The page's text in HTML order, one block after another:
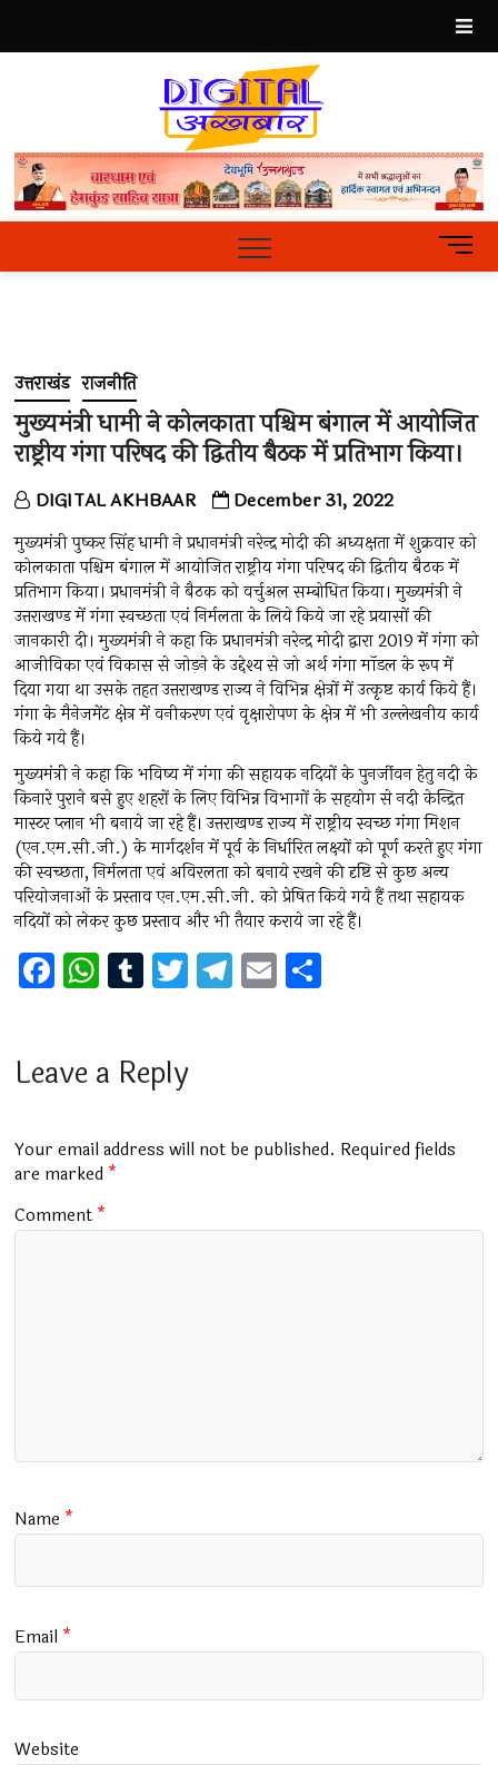
content
Hindi
News
PortalM
e
t
o
n
उत्तराखंड राजनीति
मुख्यमंत्री धामी ने कोलकाता पश्चिम बंगाल में आयोजित
राष्ट्रीय गंगा परिषद की द्वितीय बैठक में प्रतिभाग किया।
DIGITAL AKHBAAR December 31, 2022
मुख्यमंत्री पुष्कर सिंह धामी ने प्रधानमंत्री नरेन्द्र मोदी की अध्यक्षता में शुक्रवार को
कोलकाता पश्चिम बंगाल में आयोजित राष्ट्रीय गंगा परिषद की द्वितीय बैठक में
प्रतिभाग किया। प्रधानमंत्री ने बैठक को वर्चुअल सम्बोधित किया। मुख्यमंत्री ने
उत्तराखण्ड में गंगा स्वच्छता एवं निर्मलता के लिये किये जा रहे प्रयासों की
जानकारी दी। मुख्यमंत्री ने कहा कि प्रधानमंत्री नरेन्द्र मोदी द्वारा 2019 में गंगा को
आजीविका एवं विकास से जोड़ने के उद्देश्य से जो अर्थ गंगा मॉडल के रूप में
दिया गया था उसके तहत उत्तराखण्ड राज्य ने विभिन्न क्षेत्रों में उत्कृष्ट कार्य किये हैं।
गंगा के मैनेजमेंट क्षेत्र में वनीकरण एवं वृक्षारोपण के क्षेत्र में भी उल्लेखनीय कार्य
किये गये हैं।
मुख्यमंत्री ने कहा कि भविष्य में गंगा की सहायक नदियों के पुनर्जीवन हेतु नदी के
किनारे पुराने बसे हुए शहरों के लिए विभिन्न विभागों के सहयोग से नदी केन्द्रित
मास्टर प्लान भी बनाये जा रहे हैं। उत्तराखण्ड राज्य में राष्ट्रीय स्वच्छ गंगा मिशन
(एन.एम.सी.जी.) के मार्गदर्शन में पूर्व के निर्धारित लक्ष्यों को पूर्ण करते हुए गंगा
की स्वच्छता, निर्मलता एवं अविरलता को बनाये रखने की दृष्टि से कुछ अन्य
परियोजनाओं के प्रस्ताव एन.एम.सी.जी. को प्रेषित किये गये हैं तथा सहायक
नदियों को लेकर कुछ प्रस्ताव और भी तैयार कराये जा रहे हैं।
F
a
b
o
k
W
h
s
p
p
T
u
bl
T
wi
er
T
el
m
E
m
Leave a Reply
Your email address will not be published. Required fields
are marked *
Comment *
Name *
Email *
Website